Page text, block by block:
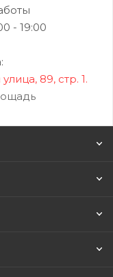
- 19:00
89, стр. 1.